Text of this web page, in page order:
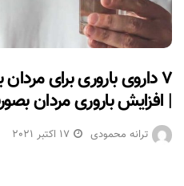
۷ داروی باروری برای
| افزایش باروری مردان
ترانه محمودی 17 اکتبر 2021